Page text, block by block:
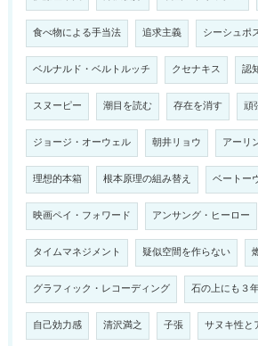
食べ物による手当法 追求主義 シーシュポ
ベルナルド・ベルトルッチ クセナキス 認
スヌーピー 潮目を読む 存在を消す 頑
ジョージ・オーウェル 朝井リョウ アーリ
理想的本箱 根本原理の組み替え ベートー
映画ペイ・フォワード アンサング・ヒーロー
タイムマネジメント 疑似空間を作らない
グラフィック・レコーディング 石の上にも３
自己効力感 清沢満之 子張 サヌキ性と